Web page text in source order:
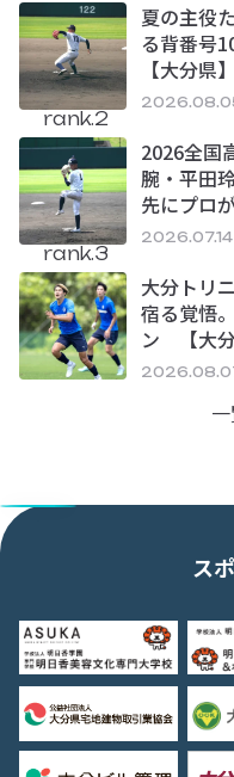
夏の主役
る背番号
【大分県】
rank.2
2026全国
腕・平田
先にプロ
2026.07.14
rank.3
大分トリ
宿る覚悟
ン 【大分
ス